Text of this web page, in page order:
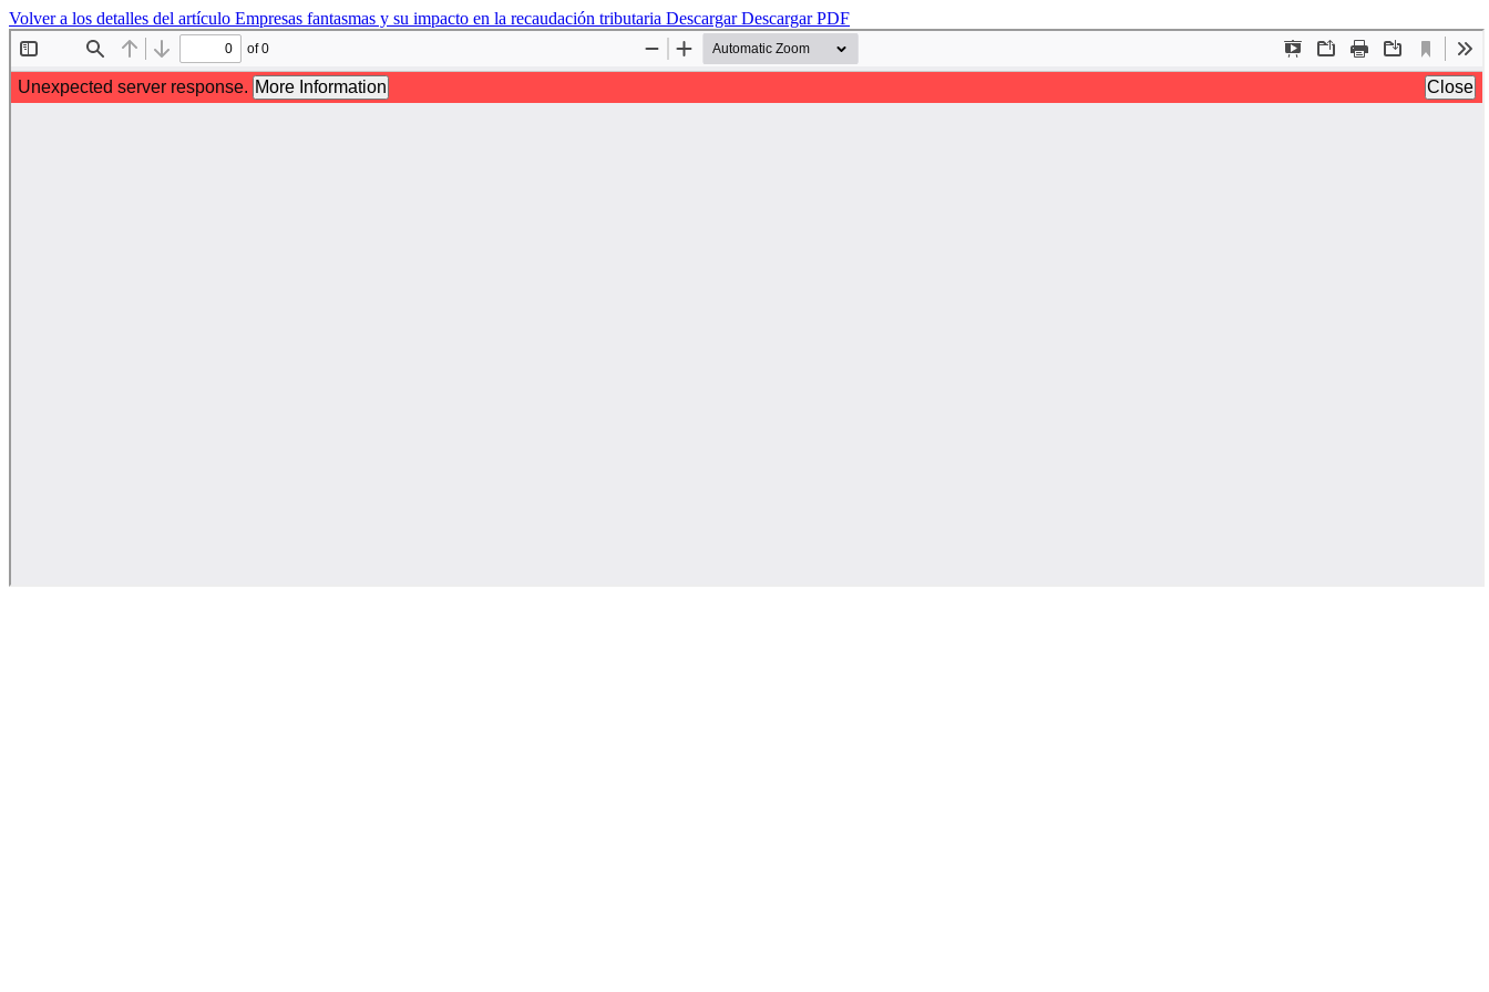
Volver a los detalles del artículo Empresas fantasmas y su impacto en la recaudación tributaria DescargarDescargar PDF